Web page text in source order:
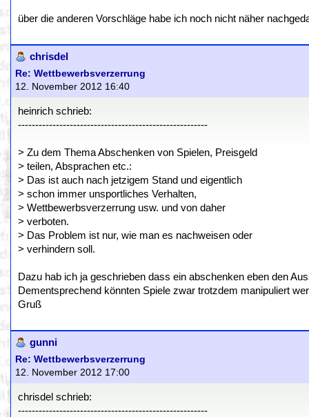
über die anderen Vorschläge habe ich noch nicht näher
chrisdel
Re: Wettbewerbsverzerrung
12. November 2012 16:40
heinrich schrieb:
-------------------------------------------------------
> Zu dem Thema Abschenken von Spielen, Preisgeld
> teilen, Absprachen etc.:
> Das ist auch nach jetzigem Stand und eigentlich
> schon immer unsportliches Verhalten,
> Wettbewerbsverzerrung usw. und von daher
> verboten.
> Das Problem ist nur, wie man es nachweisen oder
> verhindern soll.
Dazu hab ich ja geschrieben dass ein abschenken eben den
Dementsprechend könnten Spiele zwar trotzdem manipuliert
Gruß
gunni
Re: Wettbewerbsverzerrung
12. November 2012 17:00
chrisdel schrieb:
-------------------------------------------------------